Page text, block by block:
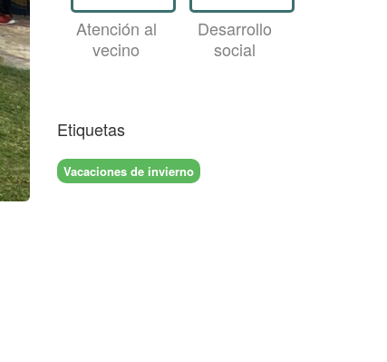
Atención al
vecino
Desarrollo
social
Etiquetas
Vacaciones de invierno